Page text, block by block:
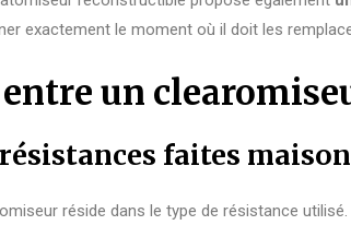
exactement le moment où il doit les
un
faites maison
réside dans le type de résistance